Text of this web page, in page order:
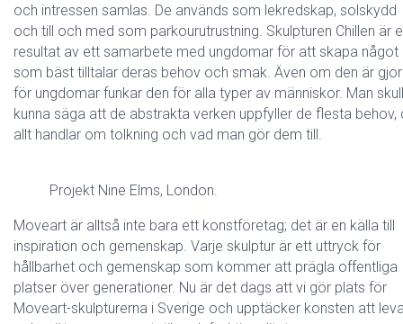
och intressen samlas. De används som lekredskap, solskydd
och till och med som parkourutrustning. Skulpturen Chillen är
resultat av ett samarbete med ungdomar för att skapa något
som bäst tilltalar deras behov och smak. Även om den är
för ungdomar funkar den för alla typer av människor. Man
kunna säga att de abstrakta verken uppfyller de flesta behov,
allt handlar om tolkning och vad man gör dem till.
Projekt Nine Elms, London.
Moveart är alltså inte bara ett konstföretag; det är en källa till
inspiration och gemenskap. Varje skulptur är ett uttryck för
hållbarhet och gemenskap som kommer att prägla offentliga
platser över generationer. Nu är det dags att vi gör plats för
Moveart-skulpturerna i Sverige och upptäcker konsten att